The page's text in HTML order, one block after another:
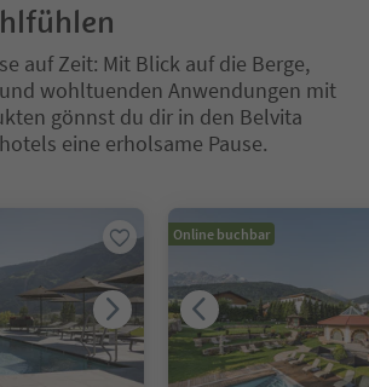
auf Zeit: Mit Blick auf die Berge,
wohltuenden Anwendungen mit
gönnst du dir in den Belvita
eine erholsame Pause.
Online buchbar